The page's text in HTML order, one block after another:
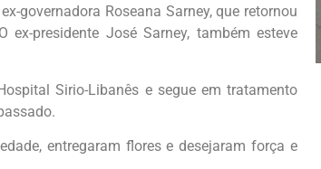
governadora Roseana Sarney, que retornou
presidente José Sarney, também esteve
Sirio-Libanês e segue em tratamento
entregaram flores e desejaram força e